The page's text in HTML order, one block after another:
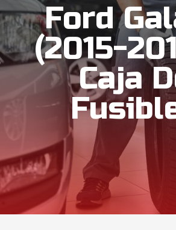
Ford
(2015-
Caja